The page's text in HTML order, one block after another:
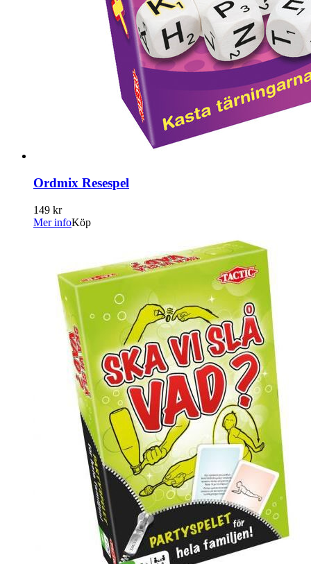
Ordmix Resespel
149 kr
Mer infoKöp